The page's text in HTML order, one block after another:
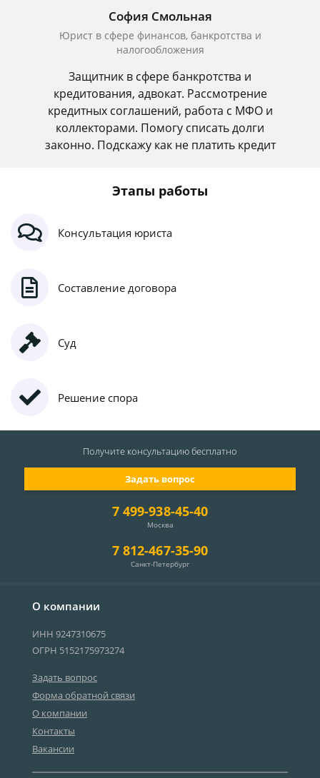
София Смольная
Юрист в сфере финансов, банкротства и
налогообложения
Защитник в сфере банкротства и
кредитования, адвокат. Рассмотрение
кредитных соглашений, работа с МФО и
коллекторами. Помогу списать долги
законно. Подскажу как не платить кредит
Этапы работы
Консультация юриста
Составление договора
Суд
Решение спора
О компании
ИНН 9247310675
ОГРН 5152175973274
Задать вопрос
Форма обратной связи
О компании
Контакты
Вакансии
7 499-938-45-40
Москва
7 812-467-35-90
Санкт-Петербург
Задать вопрос
Получите консультациюбесплатно